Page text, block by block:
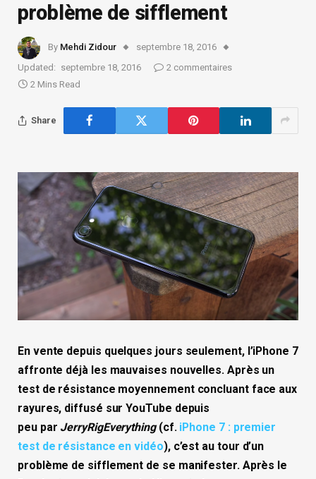
problème de sifflement
By Mehdi Zidour
septembre 18, 2016
Updated: septembre 18, 2016
2 commentaires
2 Mins Read
Share
En vente depuis quelques jours seulement, l’iPhone 7
affronte déjà les mauvaises nouvelles. Après un
test de résistance moyennement concluant face aux
rayures, diffusé sur YouTube depuis
peu par JerryRigEverything(cf. iPhone 7 : premier
test de résistance en vidéo), c’est au tour d’un
problème de sifflement de se manifester. Après le